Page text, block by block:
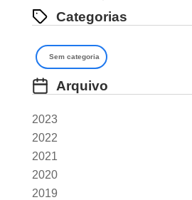
Categorias
Sem categoria
Arquivo
2023
2022
2021
2020
2019